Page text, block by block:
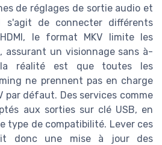
de réglages de sortie audio et
s'agit de connecter différents
le format MKV limite les
assurant un visionnage sans à-
la réalité est que toutes les
ne prennent pas en charge
par défaut. Des services comme
aux sorties sur clé USB, en
type de compatibilité. Lever ces
donc une mise à jour des